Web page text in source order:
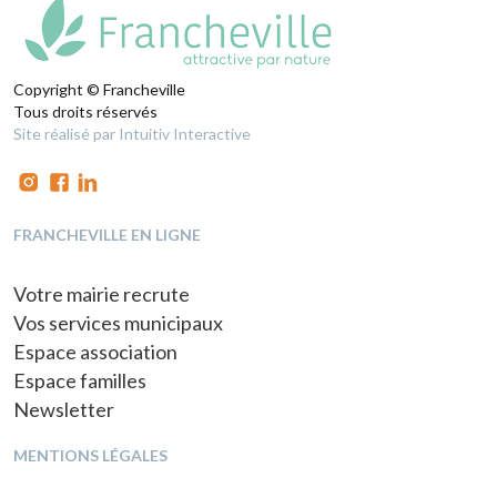
Copyright © Francheville
Tous droits réservés
Site réalisé par Intuitiv Interactive
FRANCHEVILLE EN LIGNE
Votre mairie recrute
Vos services municipaux
Espace association
Espace familles
Newsletter
MENTIONS LÉGALES